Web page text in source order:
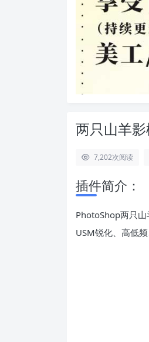
两只山羊
7,202次阅读
插件简介：
PhotoShop两只山
USM锐化、高低